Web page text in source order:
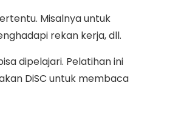
Misalnya untuk
rekan kerja, dll.
dipelajari. Pelatihan ini
DiSC untuk membaca